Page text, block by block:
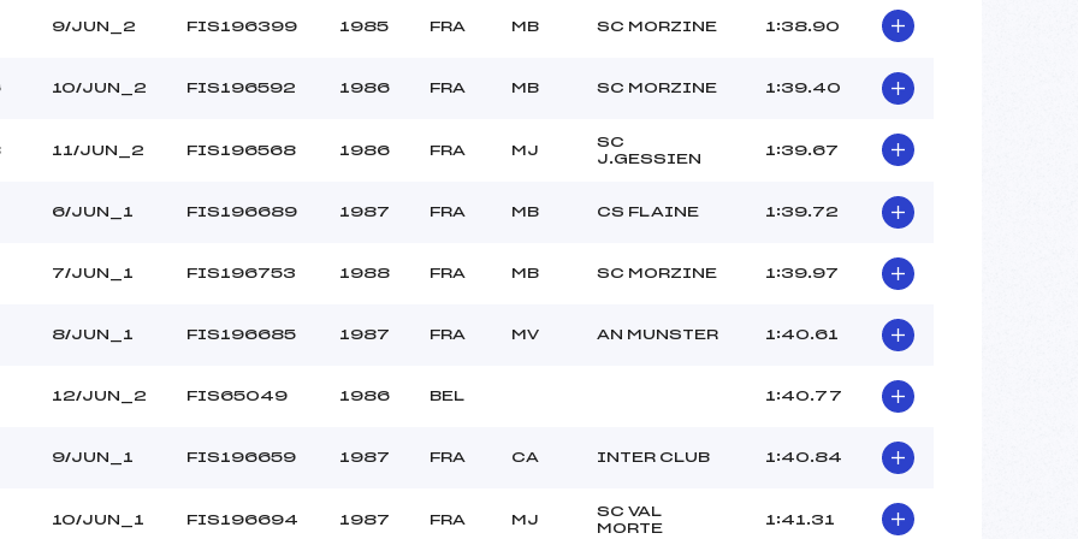
9/JUN_2 FIS196399 1985 FRA MB SC MORZINE 1:38.90
10/JUN_2 FIS196592 1986 FRA MB SC MORZINE 1:39.40
11/JUN_2 FIS196568 1986 FRA MJ
SC
J.GESSIEN
1:39.67
6/JUN_1 FIS196689 1987 FRA MB CS FLAINE 1:39.72
7/JUN_1 FIS196753 1988 FRA MB SC MORZINE 1:39.97
8/JUN_1 FIS196685 1987 FRA MV AN MUNSTER 1:40.61
12/JUN_2 FIS65049 1986 BEL 1:40.77
9/JUN_1 FIS196659 1987 FRA CA INTER CLUB 1:40.84
10/JUN_1 FIS196694 1987 FRA MJ
SC VAL
MORTE
1:41.31